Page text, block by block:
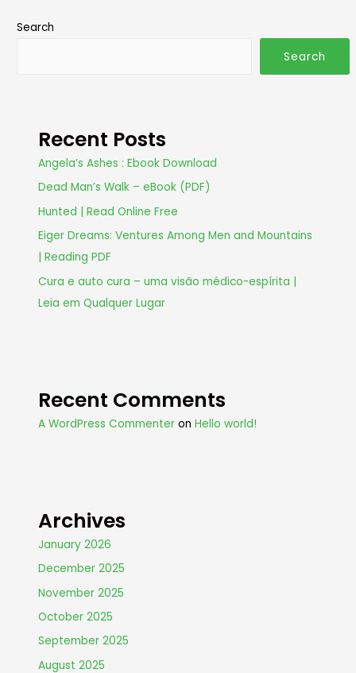
Search
Search
Recent Posts
Angela’s Ashes : Ebook Download
Dead Man’s Walk – eBook (PDF)
Hunted | Read Online Free
Eiger Dreams: Ventures Among Men and Mountains
| Reading PDF
Cura e auto cura – uma visão médico-espírita |
Leia em Qualquer Lugar
Recent Comments
A WordPress Commenter onHello world!
Archives
January 2026
December 2025
November 2025
October 2025
September 2025
August 2025